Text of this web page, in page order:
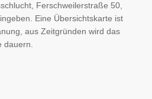
Ferschweilerstraße 50,
Eine Übersichtskarte ist
aus Zeitgründen wird das
dauern.